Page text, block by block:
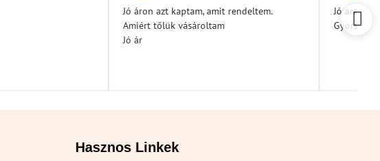
/
5
Jó áron azt kaptam, amit rendeltem.
Amiért tőlük vásároltam
Jó ár
Jó árak
Gyors
Hasznos Linkek